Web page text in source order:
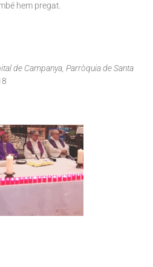
hem pregat.
de Campanya, Parròquia de Santa